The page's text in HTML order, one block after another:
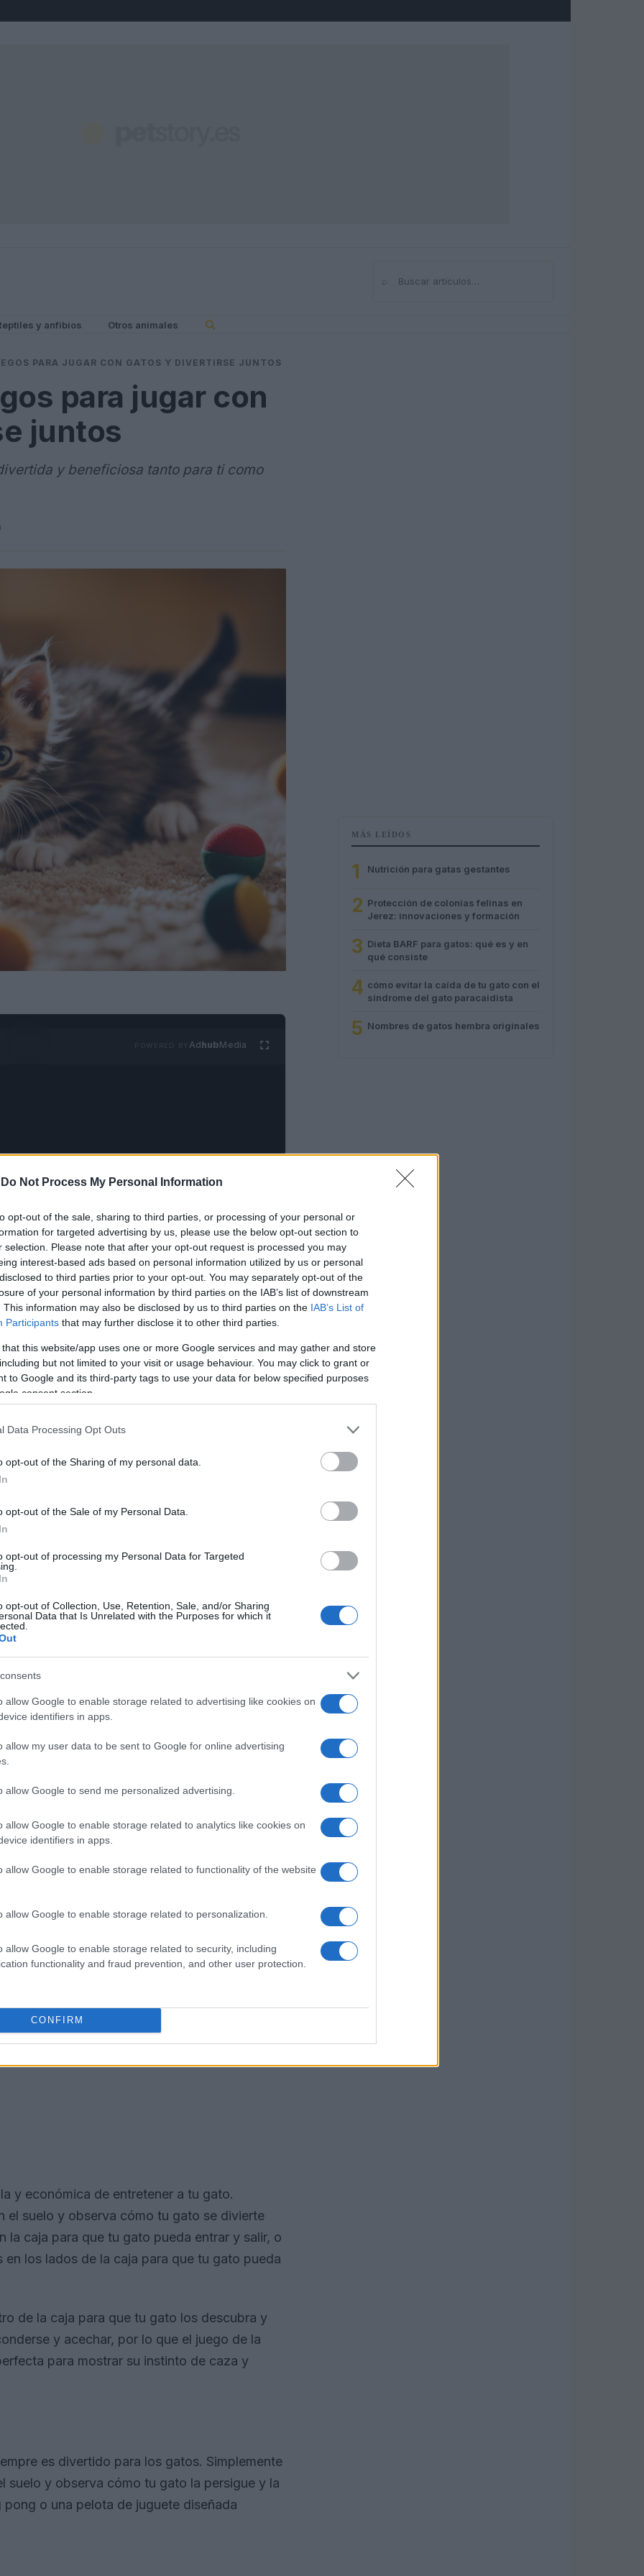
Do Not Process My Personal Information
opt-out of the sale, sharing to third parties, or processing of your personal or
for targeted advertising by us, please use the below opt-out section to
selection. Please note that after your opt-out request is processed you may
interest-based ads based on personal information utilized by us or personal
to third parties prior to your opt-out. You may separately opt-out of the
of your personal information by third parties on the IAB’s list of downstream
This information may also be disclosed by us to third parties on the IAB’s List of
Participants that may further disclose it to other third parties.
that this website/app uses one or more Google services and may gather and store
but not limited to your visit or usage behaviour. You may click to grant or
to Google and its third-party tags to use your data for below specified purposes
consent section.
Data Processing Opt Outs
opt-out of the Sharing of my personal data.
opt-out of the Sale of my Personal Data.
opt-out of processing my Personal Data for Targeted
opt-out of Collection, Use, Retention, Sale, and/or Sharing
Data that Is Unrelated with the Purposes for which it
allow Google to enable storage related to advertising like cookies on
identifiers in apps.
allow my user data to be sent to Google for online advertising
allow Google to send me personalized advertising.
allow Google to enable storage related to analytics like cookies on
identifiers in apps.
allow Google to enable storage related to functionality of the website
allow Google to enable storage related to personalization.
allow Google to enable storage related to security, including
functionality and fraud prevention, and other user protection.
CONFIRM
Buscar
y anfibios Otros animales
PARA JUGAR CON GATOS Y DIVERTIRSE JUNTOS
para jugar con
juntos
y beneficiosa tanto para ti como
AdhubMedia
y disfrutan de pasar tiempo
tu gato no solo es divertido, sino que
y proporciona estimulación mental y física
juegos para jugar con gatos y
manera de mantener a tu gato activo y
juguete en un extremo de una cuerda y
atrapar el juguete mientras lo mueves.
natural de los gatos y les proporciona un
cuerda segura para tu gato, como una
diseñada específicamente para gatos.
romperse fácilmente, ya que podrían
y económica de entretener a tu gato.
el suelo y observa cómo tu gato se divierte
la caja para que tu gato pueda entrar y salir, o
los lados de la caja para que tu gato pueda
de la caja para que tu gato los descubra y
y acechar, por lo que el juego de la
para mostrar su instinto de caza y
es divertido para los gatos. Simplemente
suelo y observa cómo tu gato la persigue y la
o una pelota de juguete diseñada
MÁS LEÍDOS
1 Nutrición para gatas gestantes
2 Protección de colonias felinas en
Jerez: innovaciones y formación
3 Dieta BARF para gatos: qué es y en
qué consiste
4 cómo evitar la caída de tu gato con el
síndrome del gato paracaidista
5 Nombres de gatos hembra originales